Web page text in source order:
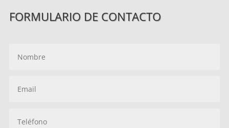
FORMULARIO DE CONTACTO